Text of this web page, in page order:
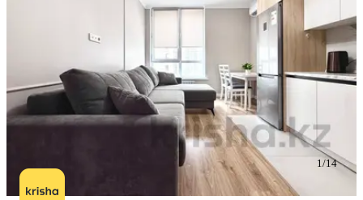
1/14